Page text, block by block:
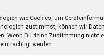
wie Cookies, um
zustimmst, können wir
Wenn Du deine Zustimmung nicht
werden.
3sat-Magazin
im Jahr 2020.
die Philosophie in